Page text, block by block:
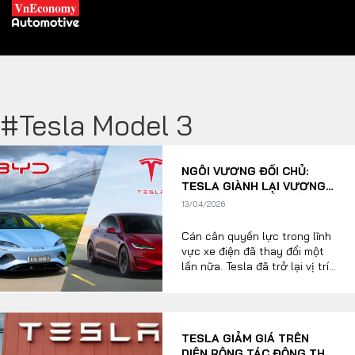
Trang chủ
Tiêu điểm
XE XANH
Xe khác
Hybrid
Xe điện
THỊ TRƯỜNG XE
Chính sách
Thương hiệu
#Tesla Model 3
NGÔI VƯƠNG ĐỔI CHỦ:
TESLA GIÀNH LẠI VƯƠNG
MIỆN TỪ TAY ĐỐI THỦ
13/04/2026
Cán cân quyền lực trong lĩnh
vực xe điện đã thay đổi một
lần nữa. Tesla đã trở lại vị trí
đối thủ chính của hãng, BYD,
TESLA GIẢM GIÁ TRÊN